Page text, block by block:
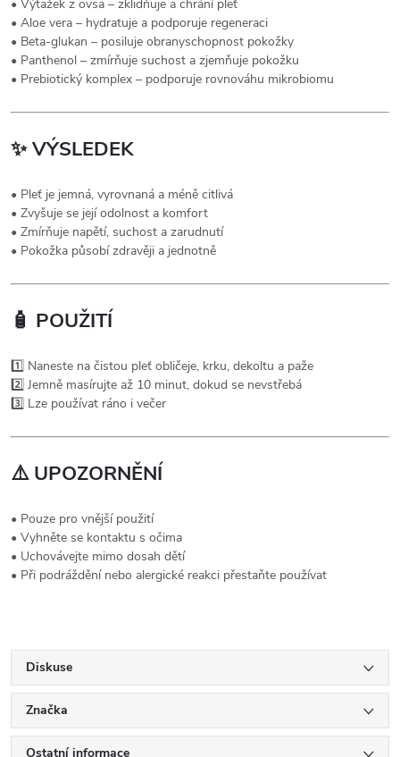
• Výtažek z ovsa – zklidňuje a chrání pleť
• Aloe vera – hydratuje a podporuje regeneraci
• Beta-glukan – posiluje obranyschopnost pokožky
• Panthenol – zmírňuje suchost a zjemňuje pokožku
• Prebiotický komplex – podporuje rovnováhu mikrobiomu
✨VÝSLEDEK
• Pleť je jemná, vyrovnaná a méně citlivá
• Zvyšuje se její odolnost a komfort
• Zmírňuje napětí, suchost a zarudnutí
• Pokožka působí zdravěji a jednotně
🧴 POUŽITÍ
1️⃣ Naneste na čistou pleť obličeje, krku, dekoltu a paže
2️⃣ Jemně masírujte až 10 minut, dokud se nevstřebá
3️⃣ Lze používat ráno i večer
⚠️ UPOZORNĚNÍ
• Pouze pro vnější použití
• Vyhněte se kontaktu s očima
• Uchovávejte mimo dosah dětí
• Při podráždění nebo alergické reakci přestaňte používat
Diskuse
Značka
Ostatní informace